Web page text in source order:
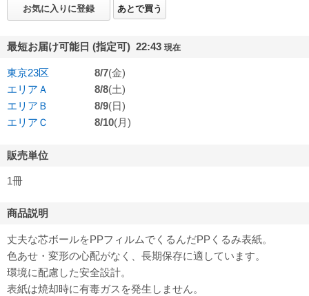
お気に入りに登録 あとで買う
最短お届け可能日 (指定可) 22:43 現在
東京23区 8/7(金)
エリアＡ
8/8(土)
エリアＢ
8/9(日)
エリアＣ
8/10(月)
販売単位
1冊
商品説明
丈夫な芯ボールをPPフィルムでくるんだPPくるみ表紙。
色あせ・変形の心配がなく、長期保存に適しています。
環境に配慮した安全設計。
表紙は焼却時に有毒ガスを発生しません。